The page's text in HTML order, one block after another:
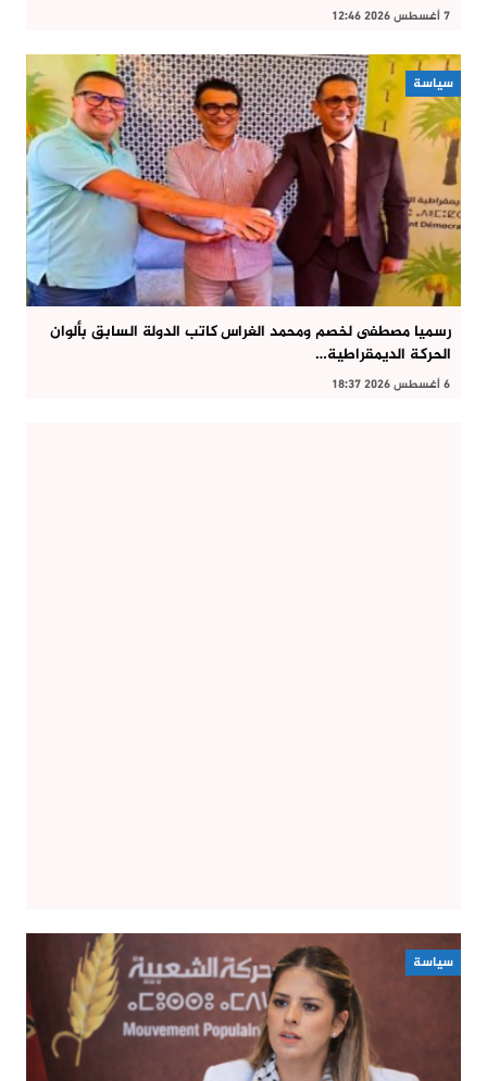
7 أغسطس 2026 12:46
سياسة
رسميا مصطفى لخصم ومحمد الغراس كاتب الدولة السابق بألوان
الحركة الديمقراطية…
6 أغسطس 2026 18:37
سياسة